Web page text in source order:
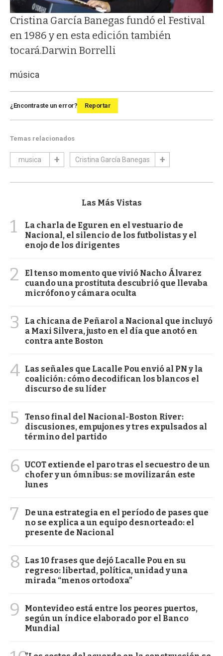
Cristina García Banegas fundó el Festival
en 1986 y en esta edición también
tocará.Darwin Borrelli
música
¿Encontraste un error? Reportar
Temas relacionados
musica Cristina García Banegas
Las Más Vistas
1
La charla de Eguren en el vestuario de
Nacional, el silencio de los futbolistas y el
enojo de los dirigentes
2
El tenso momento que vivió Nacho Álvarez
cuando una prostituta descubrió que llevaba
micrófono y cámara oculta
3
La chicana de Peñarol a Nacional que incluyó
a Maxi Silvera, justo en el día que anotó en
contra ante Boston
4 Las señales que Lacalle Pou envió al PN y la
coalición: cómo decodifican los blancos el
discurso de su líder
5
Tenso final del Nacional-Boston River:
discusiones, empujones y tres expulsados al
término del partido
6 UCOT extiende el paro tras el secuestro de un
chofer y un ómnibus: se movilizarán este
lunes
7
De una estrategia en el período de pases que
no se explica a un equipo desnorteado: el
presente de Nacional
8
Las 10 frases que dejó Lacalle Pou en su
regreso: libertad, política, unidad y una
mirada “menos ortodoxa”
9
Montevideo está entre los peores puertos,
según un índice elaborado por el Banco
Mundial